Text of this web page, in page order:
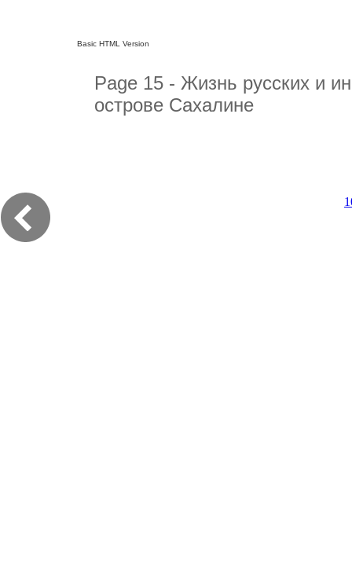
Basic HTML Version
Page 15 - Жизнь русских и
острове Сахалине